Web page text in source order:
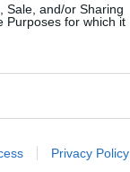
Sale, and/or Sharing
Purposes for which it
Privacy Policy